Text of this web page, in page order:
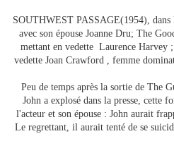
SOUTHWEST PASSAGE(1954),
avec son épouse Joanne Dru; The
mettant en vedette Laurence Harvey
vedette Joan Crawford , femme
Peu de temps après la sortie de The
John a explosé dans la presse, cette
l'acteur et son épouse : John aurait
Le regrettant, il aurait tenté de se